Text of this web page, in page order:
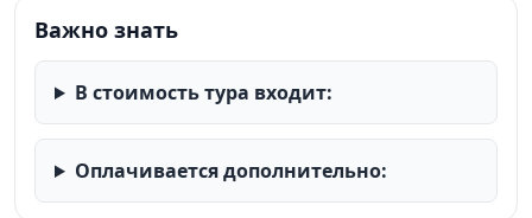
Важно знать
В стоимость тура входит:
Оплачивается дополнительно: